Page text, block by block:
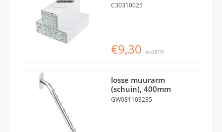
C30310025
€9,30 excl.BTW
losse muurarm
(schuin), 400mm
GW081103235